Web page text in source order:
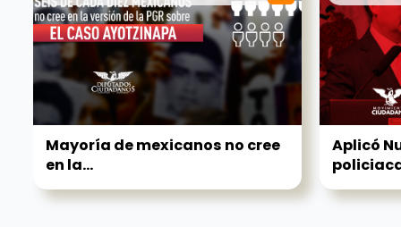
Mayoría de mexicanos no cree
en la...
Aplicó